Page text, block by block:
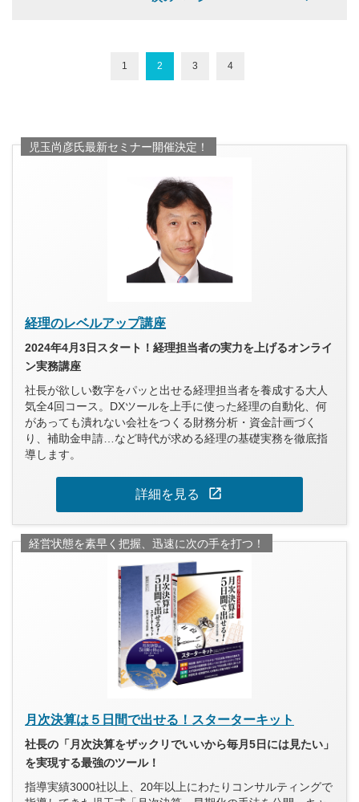
1 2 3 4
児玉尚彦氏最新セミナー開催決定！
経理のレベルアップ講座
2024年4月3日スタート！経理担当者の実力を上げるオンライ
ン実務講座
社長が欲しい数字をパッと出せる経理担当者を養成する大人
気全4回コース。DXツールを上手に使った経理の自動化、何
があっても潰れない会社をつくる財務分析・資金計画づく
り、補助金申請…など時代が求める経理の基礎実務を徹底指
導します。
詳細を見る open_in_new
経営状態を素早く把握、迅速に次の手を打つ！
月次決算は５日間で出せる！スターターキット
社長の「月次決算をザックリでいいから毎月5日には見たい」
を実現する最強のツール！
指導実績3000社以上、20年以上にわたりコンサルティングで